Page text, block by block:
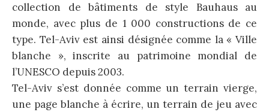
collection de bâtiments de style Bauhaus au
monde, avec plus de 1 000 constructions de ce
type. Tel-Aviv est ainsi désignée comme la « Ville
blanche », inscrite au patrimoine mondial de
l’UNESCO depuis 2003.
Tel-Aviv s’est donnée comme un terrain vierge,
une page blanche à écrire, un terrain de jeu avec